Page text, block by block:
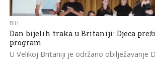
BIH
Dan bijelih traka u Britaniji: Djeca
program
U Velikoj Britaniji je održano obilježavanje